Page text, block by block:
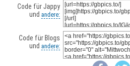
Code für Jappy
und andere:
Code für Blogs
und andere: